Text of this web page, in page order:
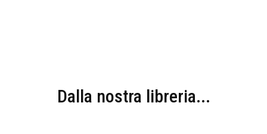
Dalla nostra libreria...